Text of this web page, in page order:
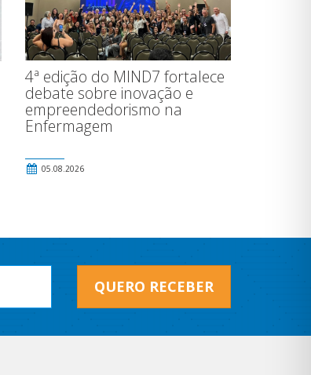
4ª edição do MIND7 fortalece
debate sobre inovação e
empreendedorismo na
Enfermagem
05.08.2026
QUERO RECEBER